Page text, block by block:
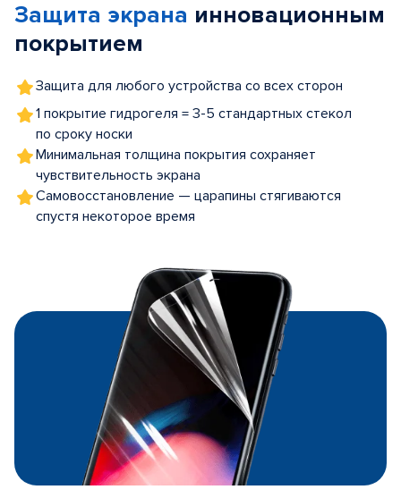
5
Защита экрана инновационным
покрытием
Защита для любого устройства со всех сторон
1 покрытие гидрогеля = 3-5 стандартных стекол
по сроку носки
Минимальная толщина покрытия сохраняет
чувствительность экрана
Самовосстановление — царапины стягиваются
спустя некоторое время